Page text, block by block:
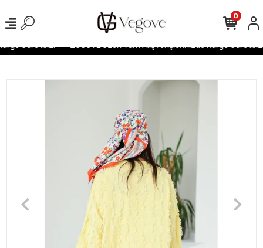
Ücretsiz! 2500TL Üzeri Tüm Alışverişlerinizde Kargo Ücretsiz!
0